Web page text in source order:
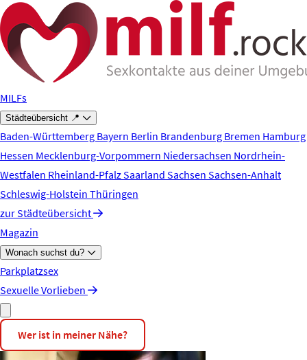
Zum Hauptinhalt springen
MILFs
Städteübersicht 📍
Baden-Württemberg Bayern Berlin Brandenburg Bremen Hamburg
Hessen Mecklenburg-Vorpommern Niedersachsen Nordrhein-
Westfalen Rheinland-PfalzSaarland Sachsen Sachsen-Anhalt
Schleswig-Holstein Thüringen
zur Städteübersicht
Magazin
Wonach suchst du?
Parkplatzsex
Sexuelle Vorlieben
Wer ist in meiner Nähe?